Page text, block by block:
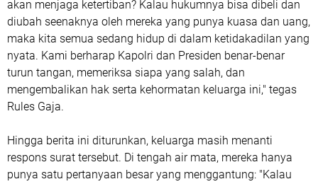
akan menjaga ketertiban? Kalau hukumnya bisa dibeli dan
diubah seenaknya oleh mereka yang punya kuasa dan uang,
maka kita semua sedang hidup di dalam ketidakadilan yang
nyata. Kami berharap Kapolri dan Presiden benar-benar
turun tangan, memeriksa siapa yang salah, dan
mengembalikan hak serta kehormatan keluarga ini," tegas
Rules Gaja.
Hingga berita ini diturunkan, keluarga masih menanti
respons surat tersebut. Di tengah air mata, mereka hanya
punya satu pertanyaan besar yang menggantung: "Kalau